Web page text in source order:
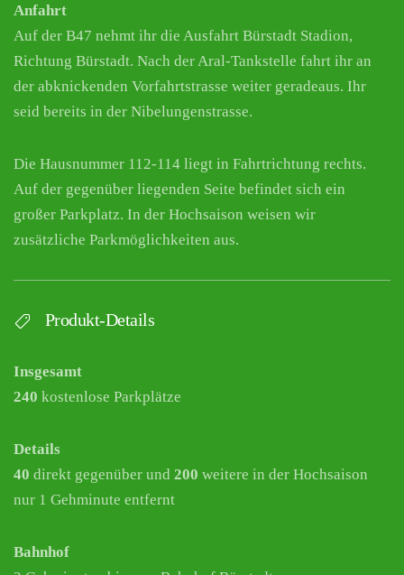
Anfahrt
Auf der B47 nehmt ihr die Ausfahrt Bürstadt Stadion,
Richtung Bürstadt. Nach der Aral-Tankstelle fahrt ihr an
der abknickenden Vorfahrtstrasse weiter geradeaus. Ihr
seid bereits in der Nibelungenstrasse.
Die Hausnummer 112-114 liegt in Fahrtrichtung rechts.
Auf der gegenüber liegenden Seite befindet sich ein
großer Parkplatz. In der Hochsaison weisen wir
zusätzliche Parkmöglichkeiten aus.
Produkt-Details
Insgesamt
240 kostenlose Parkplätze
Details
40 direkt gegenüber und 200 weitere in der Hochsaison
nur 1 Gehminute entfernt
Bahnhof